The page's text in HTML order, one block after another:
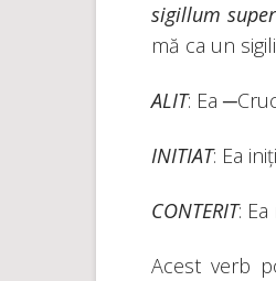
sigillum
mă ca un
ALIT: Ea
INITIAT: Ea
CONTERIT:
Acest verb